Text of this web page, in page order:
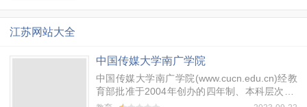
江苏网站大全
中国传媒大学南广学院
中国传媒大学南广学院(www.cucn.edu.cn)经教
育部批准于2004年创办的四年制、本科层次的*
学院。 是中国传媒大学为拓展品牌优势，充分